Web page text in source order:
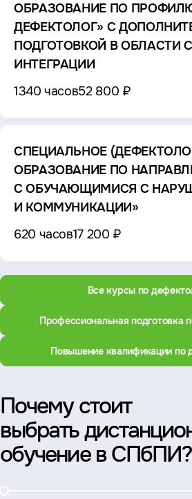
ОБРАЗОВАНИЕ ПО
ДЕФЕКТОЛОГ» С
ПОДГОТОВКОЙ В ОБЛАСТИ
ИНТЕГРАЦИИ
1340 часов52 800 ₽
СПЕЦИАЛЬНОЕ
ОБРАЗОВАНИЕ ПО
С ОБУЧАЮЩИМИСЯ С
И КОММУНИКАЦИИ»
620 часов17 200 ₽
Все курсы по
Профессиональная подготовка
Повышение квалификации по
Почему стоит
выбрать
обучение в СПбПИ?